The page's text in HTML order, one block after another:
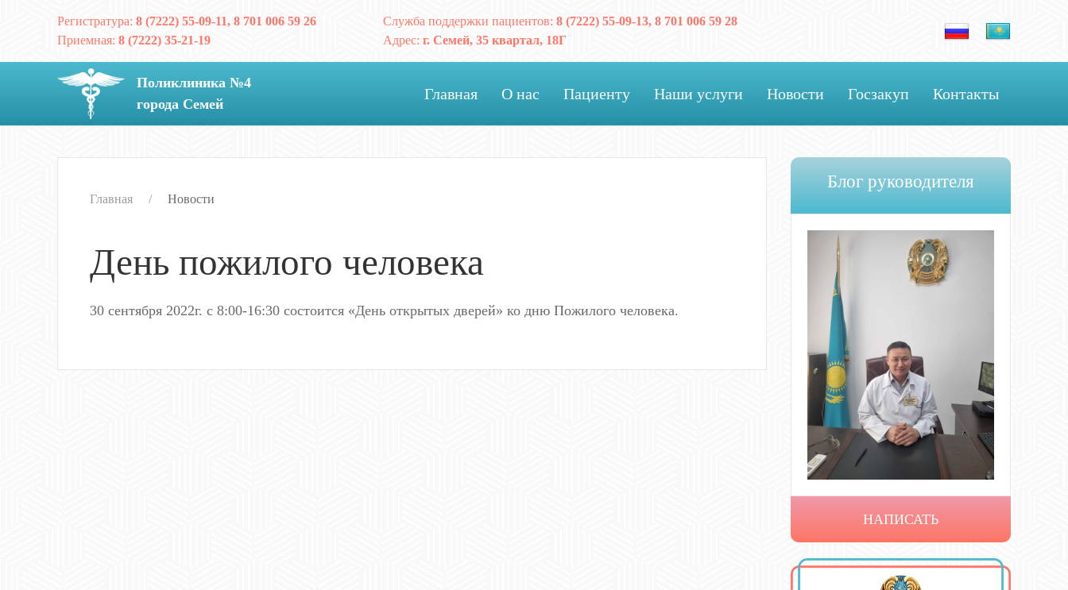
Регистратура: 8 (7222) 55-09-11, 8 701 006 59 26
Приемная: 8 (7222) 35-21-19
Служба поддержки пациентов: 8 (7222) 55-09-13, 8 701 006 59 28
Адрес: г. Семей, 35 квартал, 18Г
Поликлиника №4
города Семей
Главная О нас Пациенту Наши услуги Новости Госзакуп Контакты
Главная Новости
День пожилого человека
30 сентября 2022г. с 8:00-16:30 состоится «День открытых дверей» ко дню Пожилого человека.
Блог руководителя
НАПИСАТЬ